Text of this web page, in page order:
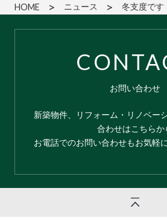
HOME ニュース 冬支度です
お問い合わせ
新築物件、リフォーム・リノベー
合わせはこちらか
お電話でのお問い合わせもお気軽